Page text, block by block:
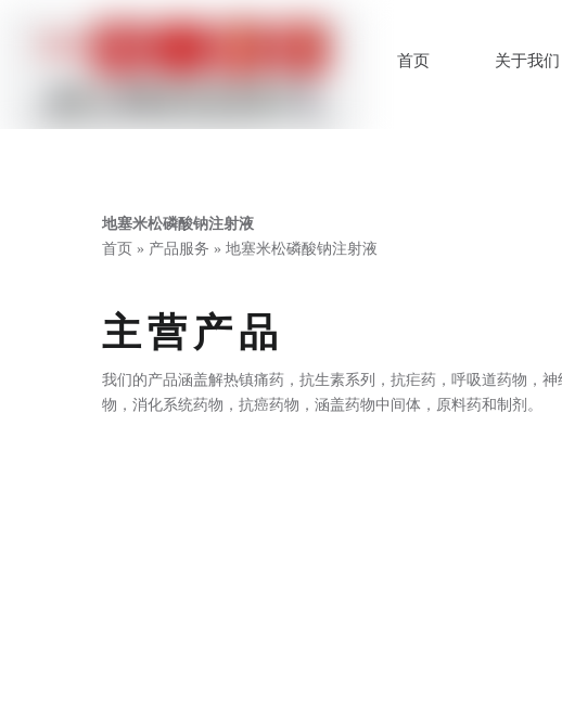
首页 关于我们
地塞米松磷酸钠注射液
首页 » 产品服务 »地塞米松磷酸钠注射液
主营产品
我们的产品涵盖解热镇痛药，抗生素系列，抗疟药，呼吸道药物，
物，消化系统药物，抗癌药物，涵盖药物中间体，原料药和制剂。